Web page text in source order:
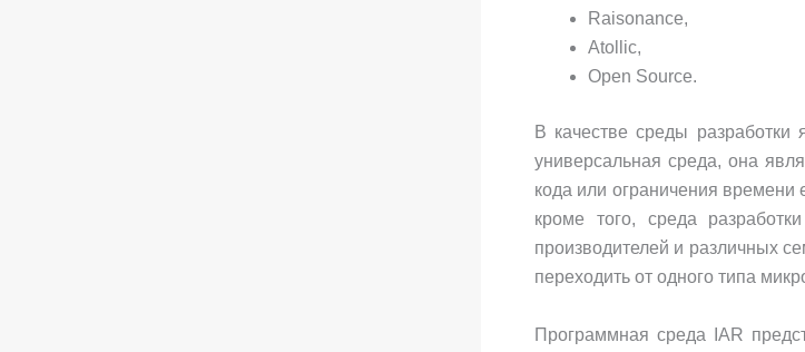
Raisonance,
Atollic,
Open Source.
В качестве среды разработки
универсальная среда, она
кода или ограничения
кроме того, среда
производителей и различных
переходить от одного типа
Программная среда IAR